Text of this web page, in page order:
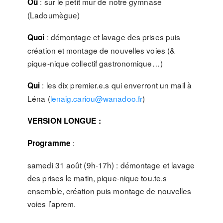
(Ladoumègue)
Quoi : démontage et lavage des prises puis
création et montage de nouvelles voies (&
pique-nique collectif gastronomique…)
Qui : les dix premier.e.s qui enverront un mail à
Léna (lenaig.cariou@wanadoo.fr)
VERSION LONGUE :
Programme :
samedi 31 août (9h-17h) : démontage et lavage
des prises le matin, pique-nique tou.te.s
ensemble, création puis montage de nouvelles
voies l’aprem.